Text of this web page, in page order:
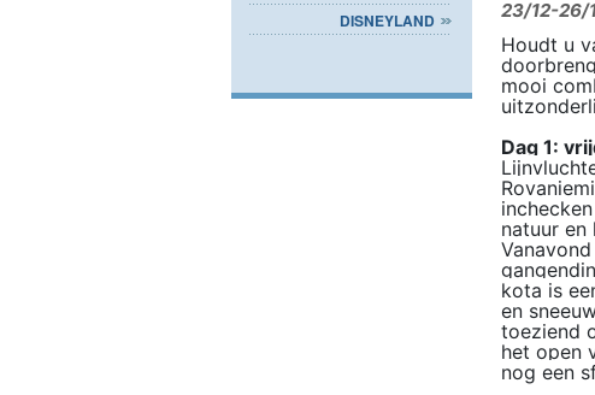
DISNEYLAND
23/12-26/
Houdt u
mooi
Dag 1:
natuur en
kota is
en
toeziend
het open
nog een